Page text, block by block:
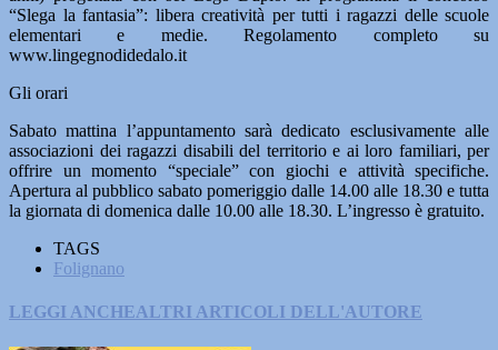
“Slega la fantasia”: libera creatività per tutti i ragazzi delle scuole
elementari e medie. Regolamento completo su
www.lingegnodidedalo.it
Gli orari
Sabato mattina l’appuntamento sarà dedicato esclusivamente alle
associazioni dei ragazzi disabili del territorio e ai loro familiari, per
offrire un momento “speciale” con giochi e attività specifiche.
Apertura al pubblico sabato pomeriggio dalle 14.00 alle 18.30 e tutta
la giornata di domenica dalle 10.00 alle 18.30. L’ingresso è gratuito.
TAGS
Folignano
LEGGI ANCHEALTRI ARTICOLI DELL'AUTORE